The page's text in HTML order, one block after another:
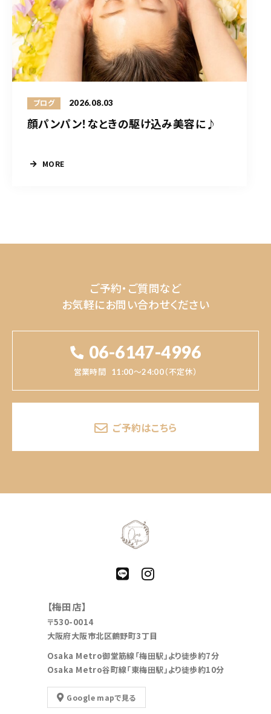
ブログ 2026.08.03
顔パンパン！なときの駆け込み美容に♪
MORE
ご予約・ご質問など
お気軽にお問い合わせください
06-6147-4996
営業時間 11:00～24:00（不定休）
ご予約はこちら
【梅田店】
〒530-0014
大阪府大阪市北区鶴野町3丁目
Osaka Metro御堂筋線「梅田駅」より徒歩約7分
Osaka Metro谷町線「東梅田駅」より徒歩約10分
Google mapで見る